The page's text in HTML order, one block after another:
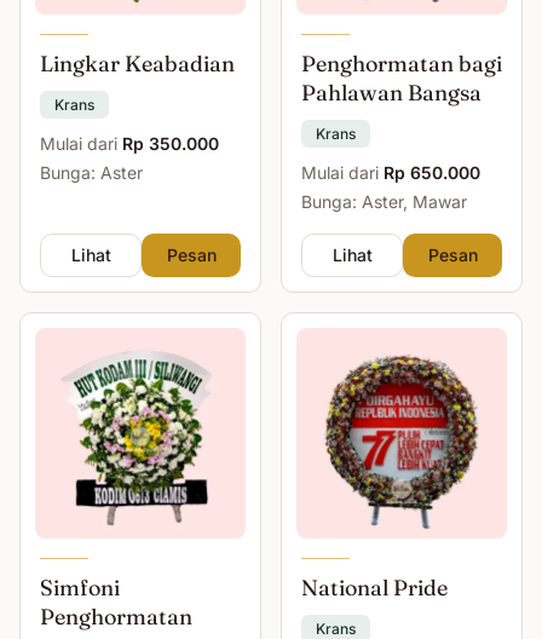
Lingkar Keabadian
Krans
Mulai dari Rp 350.000
Bunga: Aster
Lihat Pesan
Penghormatan bagi
Pahlawan Bangsa
Krans
Mulai dari Rp 650.000
Bunga: Aster, Mawar
Lihat Pesan
Simfoni
Penghormatan
National Pride
Krans